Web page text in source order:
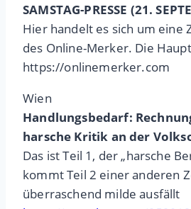
SAMSTAG-PRESSE (21.
Hier handelt es sich um eine
des Online-Merker. Die
https://onlinemerker.com
Wien
Handlungsbedarf:
harsche Kritik an der
Das ist Teil 1, der „harsche
kommt Teil 2 einer anderen
überraschend milde ausfällt